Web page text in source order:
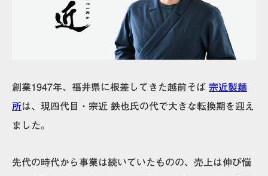
創業1947年、福井県に根差してきた越前そば 宗近製麺
所は、現四代目・宗近 鉄也氏の代で大きな転換期を迎え
ました。
先代の時代から事業は続いていたものの、売上は伸び悩